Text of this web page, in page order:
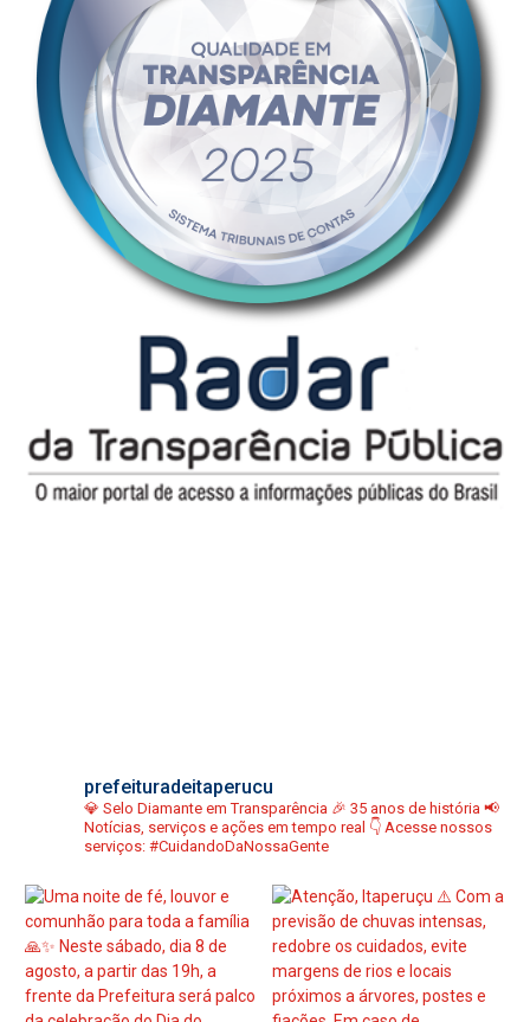
prefeituradeitaperucu
💎 Selo Diamante em Transparência 🎉 35 anos de história 📢
Notícias, serviços e ações em tempo real 👇 Acesse nossos
serviços: #CuidandoDaNossaGente